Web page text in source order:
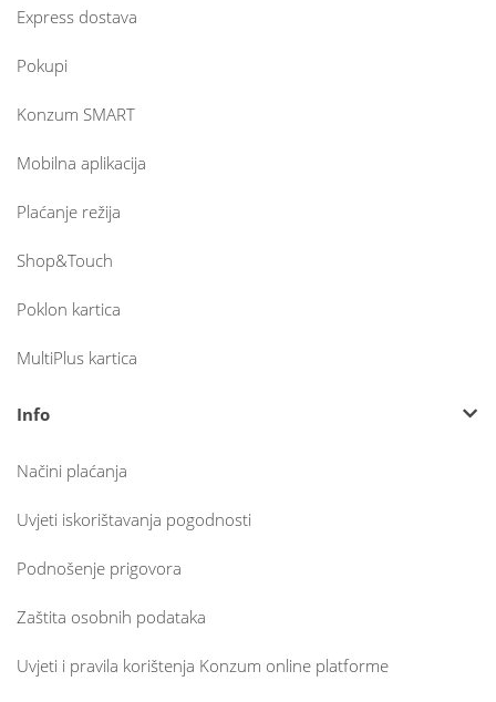
Express dostava
Pokupi
Konzum SMART
Mobilna aplikacija
Plaćanje režija
Shop&Touch
Poklon kartica
MultiPlus kartica
Info
Načini plaćanja
Uvjeti iskorištavanja pogodnosti
Podnošenje prigovora
Zaštita osobnih podataka
Uvjeti i pravila korištenja Konzum online platforme